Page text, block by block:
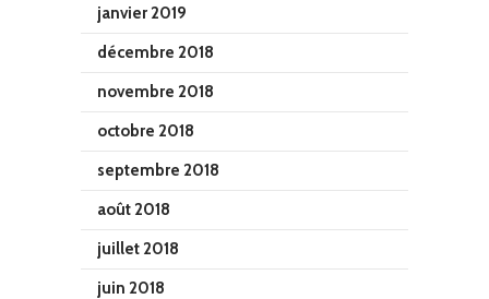
janvier 2019
décembre 2018
novembre 2018
octobre 2018
septembre 2018
août 2018
juillet 2018
juin 2018